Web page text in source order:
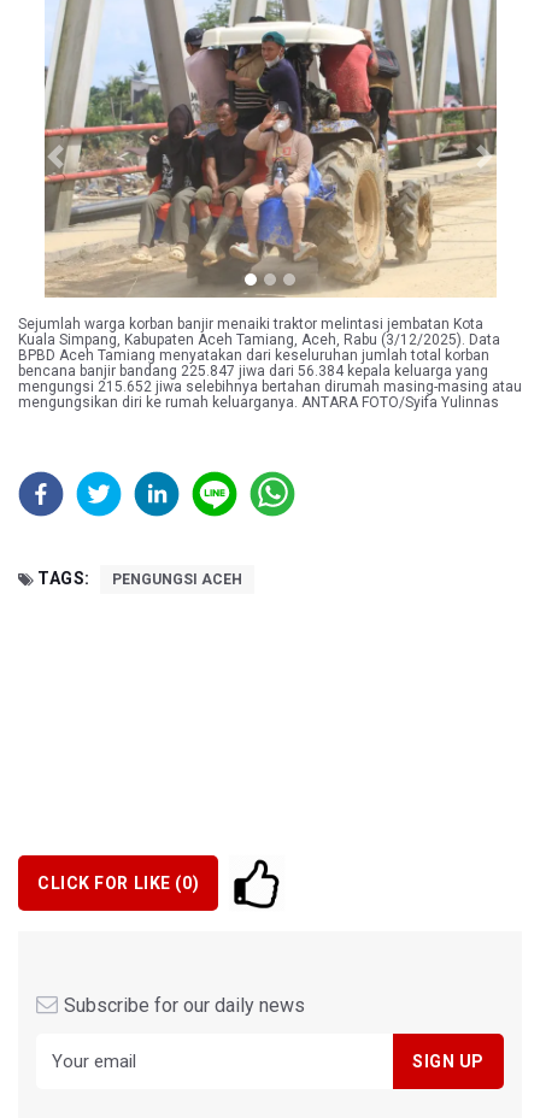
Previous Next
Sejumlah warga korban banjir menaiki traktor melintasi jembatan Kota
Kuala Simpang, Kabupaten Aceh Tamiang, Aceh, Rabu (3/12/2025). Data
BPBD Aceh Tamiang menyatakan dari keseluruhan jumlah total korban
bencana banjir bandang 225.847 jiwa dari 56.384 kepala keluarga yang
mengungsi 215.652 jiwa selebihnya bertahan dirumah masing-masing atau
mengungsikan diri ke rumah keluarganya. ANTARA FOTO/Syifa Yulinnas
TAGS: PENGUNGSI ACEH
CLICK FOR LIKE (0)
Subscribe for our daily news